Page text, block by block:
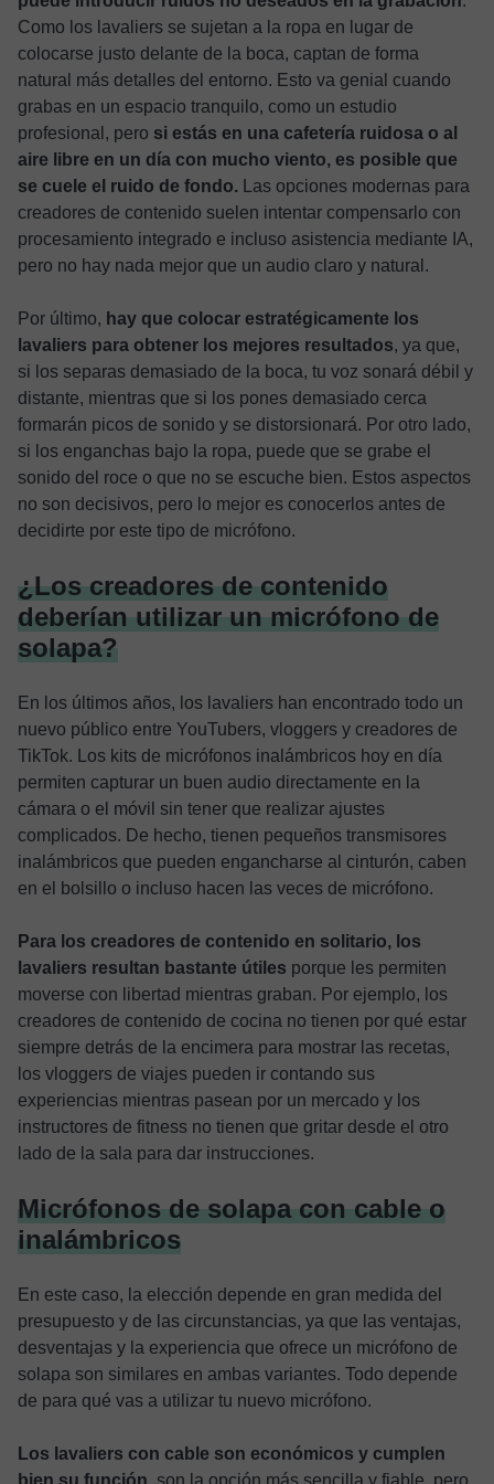
Como los lavaliers se sujetan a la ropa en lugar de
colocarse justo delante de la boca, captan de forma
natural más detalles del entorno. Esto va genial cuando
grabas en un espacio tranquilo, como un estudio
profesional, pero si estás en una cafetería ruidosa o al
aire libre en un día con mucho viento, es posible que
se cuele el ruido de fondo. Las opciones modernas para
creadores de contenido suelen intentar compensarlo con
procesamiento integrado e incluso asistencia mediante IA,
pero no hay nada mejor que un audio claro y natural.
Por último, hay que colocar estratégicamente los
lavaliers para obtener los mejores resultados, ya que,
si los separas demasiado de la boca, tu voz sonará débil y
distante, mientras que si los pones demasiado cerca
formarán picos de sonido y se distorsionará. Por otro lado,
si los enganchas bajo la ropa, puede que se grabe el
sonido del roce o que no se escuche bien. Estos aspectos
no son decisivos, pero lo mejor es conocerlos antes de
decidirte por este tipo de micrófono.
¿Los creadores de contenido
deberían utilizar un micrófono de
solapa?
En los últimos años, los lavaliers han encontrado todo un
nuevo público entre YouTubers, vloggers y creadores de
TikTok. Los kits de micrófonos inalámbricos hoy en día
permiten capturar un buen audio directamente en la
cámara o el móvil sin tener que realizar ajustes
complicados. De hecho, tienen pequeños transmisores
inalámbricos que pueden engancharse al cinturón, caben
en el bolsillo o incluso hacen las veces de micrófono.
Para los creadores de contenido en solitario, los
lavaliers resultan bastante útiles porque les permiten
moverse con libertad mientras graban. Por ejemplo, los
creadores de contenido de cocina no tienen por qué estar
siempre detrás de la encimera para mostrar las recetas,
los vloggers de viajes pueden ir contando sus
experiencias mientras pasean por un mercado y los
instructores de fitness no tienen que gritar desde el otro
lado de la sala para dar instrucciones.
Micrófonos de solapa con cable o
inalámbricos
En este caso, la elección depende en gran medida del
presupuesto y de las circunstancias, ya que las ventajas,
desventajas y la experiencia que ofrece un micrófono de
solapa son similares en ambas variantes. Todo depende
de para qué vas a utilizar tu nuevo micrófono.
Los lavaliers con cable son económicos y cumplen
bien su función, son la opción más sencilla y fiable, pero